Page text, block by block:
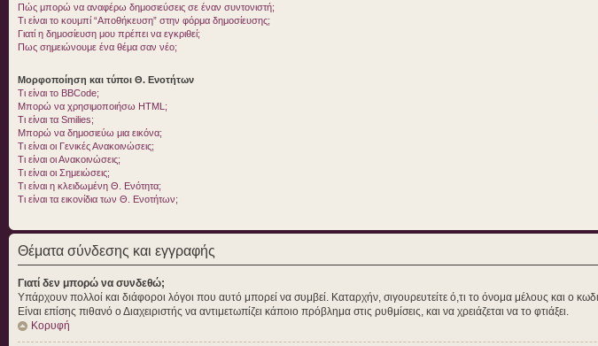
Πώς μπορώ να αναφέρω δημοσιεύσεις σε έναν συντονιστή;
Τι είναι το κουμπί “Αποθήκευση” στην φόρμα δημοσίευσης;
Γιατί η δημοσίευση μου πρέπει να εγκριθεί;
Πως σημειώνουμε ένα θέμα σαν νέο;
Μορφοποίηση και τύποι Θ. Ενοτήτων
Τι είναι το BBCode;
Μπορώ να χρησιμοποιήσω HTML;
Τι είναι τα Smilies;
Μπορώ να δημοσιεύω μια εικόνα;
Τι είναι οι Γενικές Ανακοινώσεις;
Τι είναι οι Ανακοινώσεις;
Τι είναι οι Σημειώσεις;
Τι είναι η κλειδωμένη Θ. Ενότητα;
Τι είναι τα εικονίδια των Θ. Ενοτήτων;
Θέματα σύνδεσης και εγγραφής
Γιατί δεν μπορώ να συνδεθώ;
Υπάρχουν πολλοί και διάφοροι λόγοι που αυτό μπορεί να συμβεί. Καταρχήν, σιγουρευτείτε ό,τι το όνομα μέλους και ο
Είναι επίσης πιθανό ο Διαχειριστής να αντιμετωπίζει κάποιο πρόβλημα στις ρυθμίσεις, και να χρειάζεται να το φτιάξει.
Κορυφή